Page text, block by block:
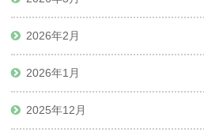
2026年2月
2026年1月
2025年12月